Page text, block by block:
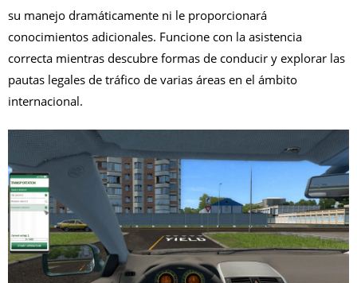
su manejo dramáticamente ni le proporcionará
conocimientos adicionales. Funcione con la asistencia
correcta mientras descubre formas de conducir y explorar las
pautas legales de tráfico de varias áreas en el ámbito
internacional.